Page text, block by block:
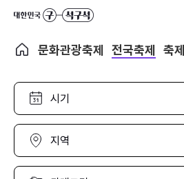
문화관광축제 전국축제 축
시
선
택
지
선
택
카